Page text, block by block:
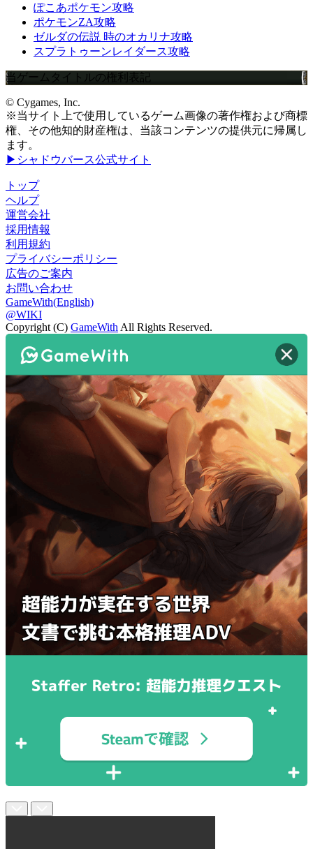
ぽこあポケモン攻略
ポケモンZA攻略
ゼルダの伝説 時のオカリナ攻略
スプラトゥーンレイダース攻略
当ゲームタイトルの権利表記
© Cygames, Inc.
※当サイト上で使用しているゲーム画像の著作権および商標
権、その他知的財産権は、当該コンテンツの提供元に帰属し
ます。
▶シャドウバース公式サイト
トップ
ヘルプ
運営会社
採用情報
利用規約
プライバシーポリシー
広告のご案内
お問い合わせ
GameWith(English)
@WIKI
Copyright (C) GameWith All Rights Reserved.